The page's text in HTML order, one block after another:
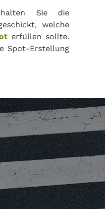
Sie die
welche
erfüllen sollte.
Spot-Erstellung